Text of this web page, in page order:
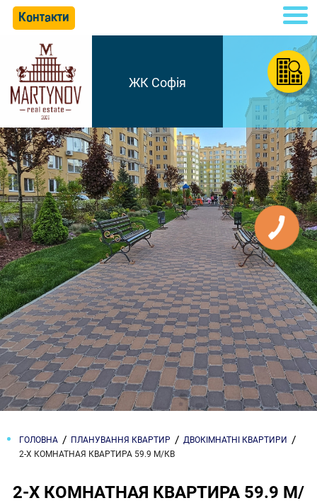
Контакти
ЖК Софія
ГОЛОВНА ПЛАНУВАННЯ КВАРТИР
ДВОКІМНАТНІ КВАРТИРИ
2-Х КОМНАТНАЯ КВАРТИРА 59.9 М/КВ
2-Х КОМНАТНАЯ КВАРТИРА 59.9 М/